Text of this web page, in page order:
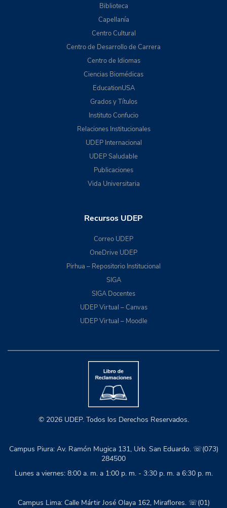
Biblioteca
Capellanía
Centro Cultural
Centro de Desarrollo de Carrera
Centro de Idiomas
Ciencias Biomédicas
EducationUSA
Grados y Títulos
Instituto Confucio
Relaciones Institucionales
UDEP Internacional
UDEP Saludable
Publicaciones
Vida Universitaria
Recursos UDEP
Correo UDEP
OneDrive UDEP
Pirhua – Repositorio Institucional
SIGA
SIGA Docentes
UDEP Virtual – Canvas
UDEP Virtual – Moodle
© 2026 UDEP. Todos los Derechos Reservados.
Campus Piura: Av. Ramón Mugica 131, Urb. San Eduardo. ☏(073)
284500
Lunes a viernes: 8:00 a. m. a 1:00 p. m. - 3:30 p. m. a 6:30 p. m.
Campus Lima: Calle Mártir José Olaya 162, Miraflores. ☏(01)